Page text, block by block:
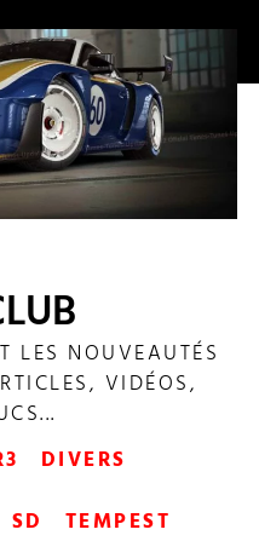
LES NOUVEAUTÉS
VIDÉOS,
DIVERS
SD TEMPEST